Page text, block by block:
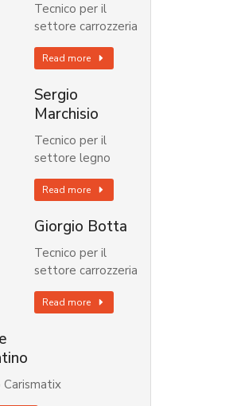
Tecnico per il
settore carrozzeria
Read more
Sergio
Marchisio
Tecnico per il
settore legno
Read more
Giorgio Botta
Tecnico per il
settore carrozzeria
Read more
Carismatix